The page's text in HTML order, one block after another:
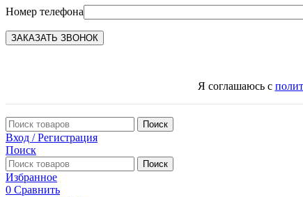
Номер телефона
Я соглашаюсь с
Поиск
Вход / Регистрация
Поиск
Поиск
Избранное
0 Сравнить